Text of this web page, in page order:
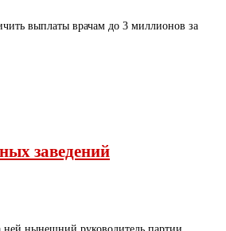
выплаты врачам до 3 миллионов за
заведений